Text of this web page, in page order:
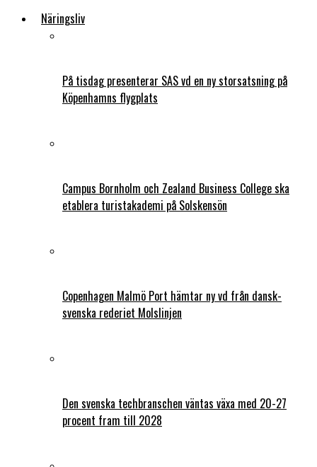
Näringsliv
På tisdag presenterar SAS vd en ny storsatsning på
Köpenhamns flygplats
Campus Bornholm och Zealand Business College ska
etablera turistakademi på Solskensön
Copenhagen Malmö Port hämtar ny vd från dansk-
svenska rederiet Molslinjen
Den svenska techbranschen väntas växa med 20-27
procent fram till 2028